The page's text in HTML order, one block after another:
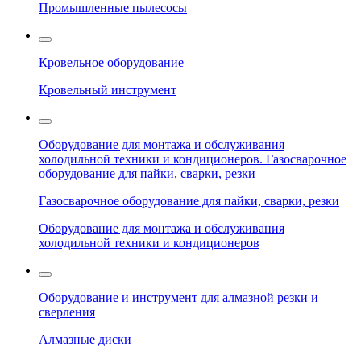
Промышленные пылесосы
Кровельное оборудование
Кровельный инструмент
Оборудование для монтажа и обслуживания
холодильной техники и кондиционеров. Газосварочное
оборудование для пайки, сварки, резки
Газосварочное оборудование для пайки, сварки, резки
Оборудование для монтажа и обслуживания
холодильной техники и кондиционеров
Оборудование и инструмент для алмазной резки и
сверления
Алмазные диски